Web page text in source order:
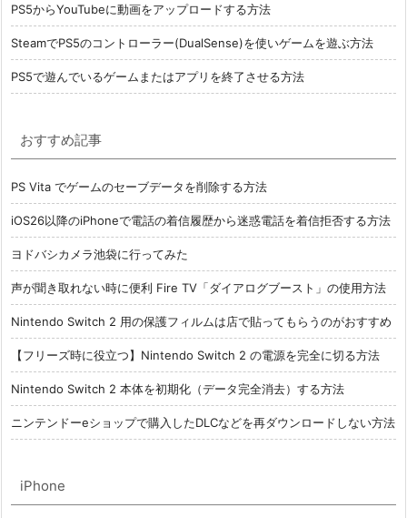
PS5からYouTubeに動画をアップロードする方法
SteamでPS5のコントローラー(DualSense)を使いゲームを遊ぶ方法
PS5で遊んでいるゲームまたはアプリを終了させる方法
おすすめ記事
PS Vita でゲームのセーブデータを削除する方法
iOS26以降のiPhoneで電話の着信履歴から迷惑電話を着信拒否する方法
ヨドバシカメラ池袋に行ってみた
声が聞き取れない時に便利 Fire TV「ダイアログブースト」の使用方法
Nintendo Switch 2 用の保護フィルムは店で貼ってもらうのがおすすめ
【フリーズ時に役立つ】Nintendo Switch 2 の電源を完全に切る方法
Nintendo Switch 2 本体を初期化（データ完全消去）する方法
ニンテンドーeショップで購入したDLCなどを再ダウンロードしない方法
iPhone